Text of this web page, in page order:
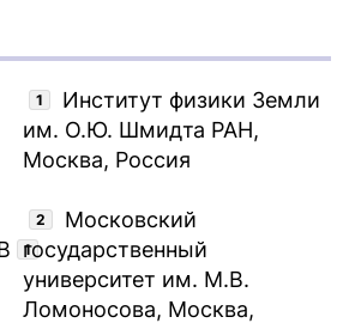
1
1
Институт физики Земли
им. О.Ю. Шмидта РАН,
Москва, Россия
2
Московский
государственный
университет им. М.В.
Ломоносова, Москва,